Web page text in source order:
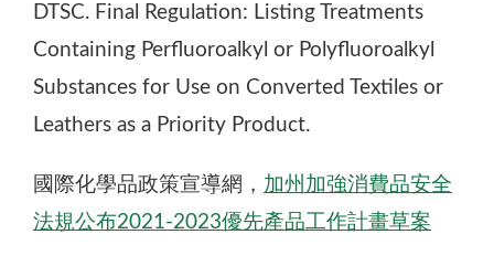
DTSC. Final Regulation: Listing Treatments
Containing Perfluoroalkyl or Polyfluoroalkyl
Substances for Use on Converted Textiles or
Leathers as a Priority Product.
國際化學品政策宣導網， 加州加強消費品安全
法規公布2021-2023優先產品工作計畫草案